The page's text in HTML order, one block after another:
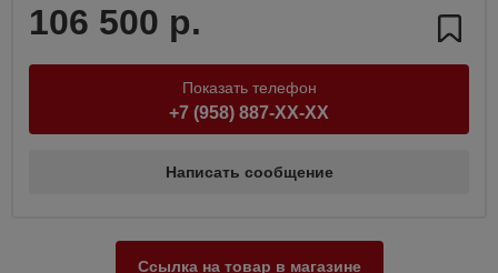
106 500 р.
Показать телефон
+7 (958) 887-XX-XX
Написать сообщение
Ссылка на товар в магазине